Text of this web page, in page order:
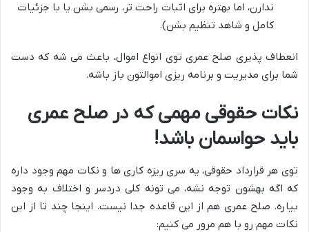
ندارن، اما بهتره برای اثبات راحت تر، رسمی بشن یا با جزئیات
کامل و شاهد تنظیم بشن).
انعطاف پذیری صلح عمری توی انواع اموال، باعث می شه که دست
شما برای مدیریت و برنامه ریزی اموالتون باز باشه.
نکات حقوقی مهمی که در صلح عمری
باید حواسمان باشد!
توی هر قرارداد حقوقی، یه سری ریزه کاری ها و نکات مهم وجود داره
که اگه بهشون توجه نشه، می تونه کلی دردسر و اختلاف به وجود
بیاره. صلح عمری هم از این قاعده جدا نیست. اینجا چند تا از این
نکات مهم رو با هم مرور می کنیم: